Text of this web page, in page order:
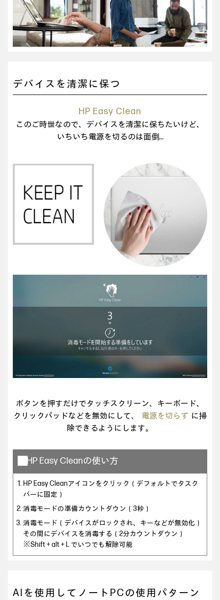
デバイスを清潔に保つ
HP Easy Clean
このご時世なので、デバイスを清潔に保ちたいけど、
いちいち電源を切るのは面倒…
ボタンを押すだけでタッチスクリーン、キーボード、
クリックパッドなどを無効にして、
電源を切らず に掃
除できるようにします。
■HP Easy Cleanの使い方
HP Easy Cleanアイコンをクリック（デフォルトでタスク
バーに固定）
消毒モードの準備カウントダウン（3秒）
消毒モード（デバイスがロックされ、キーなどが無効化）
その間にデバイスを消毒する（2分カウントダウン）
※Shift + alt + L でいつでも解除可能
AIを使用してノートPCの使用パターン